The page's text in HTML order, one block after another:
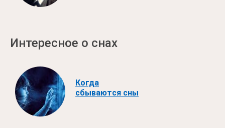
Интересное о снах
Когда
сбываются сны